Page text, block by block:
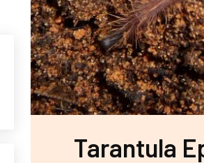
Tarantula